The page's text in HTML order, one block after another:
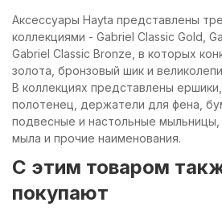
Аксессуары Hayta представлены
коллекциями - Gabriel Classic Gold,
Gabriel Classic Bronze, в которых
золота, бронзовый шик и
В коллекциях представлены
полотенец, держатели для фена,
подвесные и настольные
мыла и прочие наименования.
C этим товаром
покупают